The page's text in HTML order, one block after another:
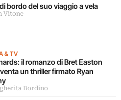
bordo del suo viaggio a vela
Vitone
& TV
il romanzo di Bret Easton
un thriller firmato Ryan
Bordino